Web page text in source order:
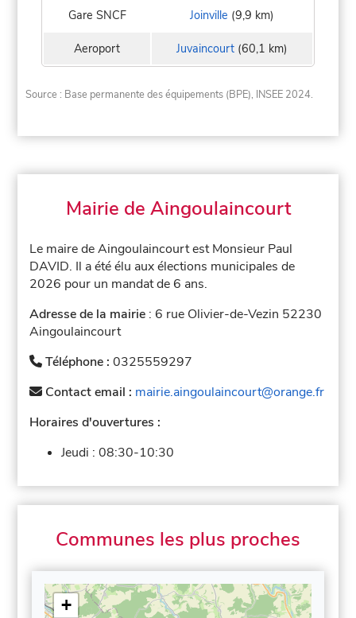
Gare SNCF Joinville (9,9 km)
Aeroport Juvaincourt (60,1 km)
Source : Base permanente des équipements (BPE), INSEE 2024.
Mairie de Aingoulaincourt
Le maire de Aingoulaincourt est Monsieur Paul
DAVID. Il a été élu aux élections municipales de
2026 pour un mandat de 6 ans.
Adresse de la mairie : 6 rue Olivier-de-Vezin 52230
Aingoulaincourt
Téléphone :0325559297
Contact email : mairie.aingoulaincourt@orange.fr
Horaires d'ouvertures :
Jeudi :08:30-10:30
Communes les plus proches
+